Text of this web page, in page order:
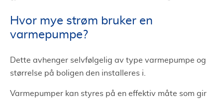
Hvor mye strøm bruker en
varmepumpe?
Dette avhenger selvfølgelig av type varmepumpe og
størrelse på boligen den installeres i.
Varmepumper kan styres på en effektiv måte som gir